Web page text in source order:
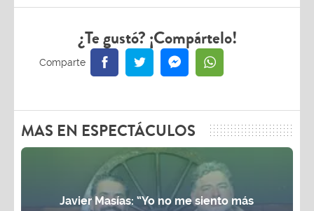
¿Te gustó? ¡Compártelo!
MAS EN ESPECTÁCULOS
Javier Masías: “Yo no me siento más